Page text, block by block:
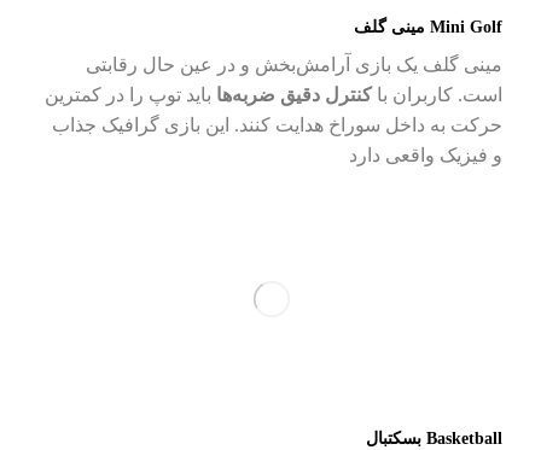
Mini Golf مینی گلف
مینی گلف یک بازی آرامش‌بخش و در عین حال رقابتی
است. کاربران باکنترل دقیق ضربه‌ها باید توپ را در کمترین
حرکت به داخل سوراخ هدایت کنند. این بازی گرافیک جذاب
و فیزیک واقعی دارد
Basketball بسکتبال